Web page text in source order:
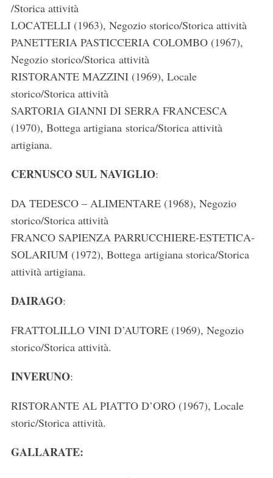
/Storica attività
LOCATELLI (1963), Negozio storico/Storica attività
PANETTERIA PASTICCERIA COLOMBO (1967),
Negozio storico/Storica attività
RISTORANTE MAZZINI (1969), Locale
storico/Storica attività
SARTORIA GIANNI DI SERRA FRANCESCA
(1970), Bottega artigiana storica/Storica attività
artigiana.
CERNUSCO SUL NAVIGLIO:
DA TEDESCO – ALIMENTARE (1968), Negozio
storico/Storica attività
FRANCO SAPIENZA PARRUCCHIERE-ESTETICA-
SOLARIUM (1972), Bottega artigiana storica/Storica
attività artigiana.
DAIRAGO:
FRATTOLILLO VINI D’AUTORE (1969), Negozio
storico/Storica attività.
INVERUNO:
RISTORANTE AL PIATTO D’ORO (1967), Locale
storic/Storica attività.
GALLARATE: